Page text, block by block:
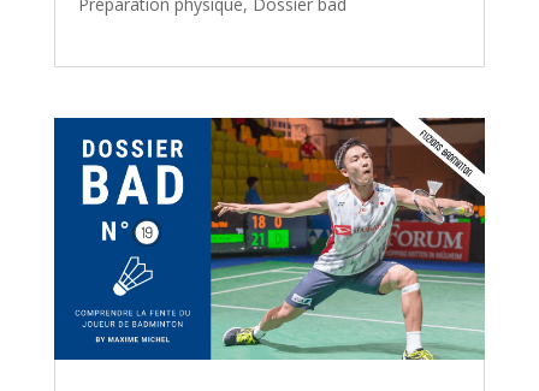
Préparation physique, Dossier bad